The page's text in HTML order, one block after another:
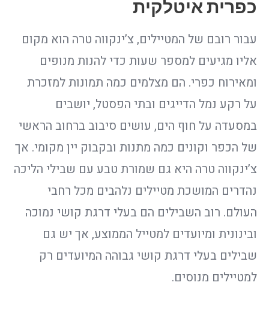
כפרית איטלקית
עבור רובם של המטיילים, צ’ינקווה טרה הוא מקום
אליו מגיעים למספר שעות כדי להנות מנופים
ומאירוח כפרי. הם מצלמים כמה תמונות למזכרת
על רקע נמל הדייגים ובתי הפסטל, יושבים
במסעדה על חוף הים, עושים סיבוב ברחוב הראשי
של הכפר וקונים כמה מתנות ובקבוק יין מקומי. אך
צ’ינקווה טרה היא גם שמורת טבע עם שבילי הליכה
נהדרים המושכת מטיילים נלהבים מכל רחבי
העולם. רוב השבילים הם בעלי דרגת קושי נמוכה
ובינונית ומיועדים למטייל הממוצע, אך יש גם
שבילים בעלי דרגת קושי גבוהה המיועדים רק
למטיילים מנוסים.